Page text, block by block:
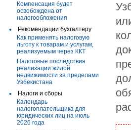
Компенсация будет
освобождена от
налогообложения
Рекомендации бухгалтеру
Как применять налоговую
льготу к товарам и услугам,
реализуемым через ККТ
Налоговые последствия
реализации жилой
недвижимости за пределами
Узбекистана
Налоги и сборы
Календарь
налогоплательщика для
юридических лиц на июль
2026 года